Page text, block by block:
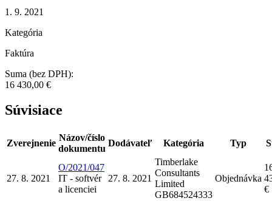
1. 9. 2021
Kategória
Faktúra
Suma (bez DPH):
16 430,00 €
Súvisiace
Zverejnenie
Názov/číslo
dokumentu
Dodávateľ Kategória Typ
27. 8. 2021
O/2021/047
IT - softvér
a licenciei
27. 8. 2021
Timberlake
Consultants
Limited
GB684524333
Objednávka
€